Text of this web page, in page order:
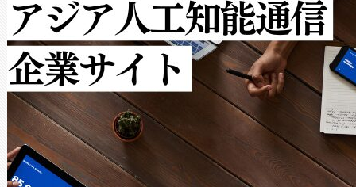
ルの変電所周囲を監視でき、
作業と点群処理を簡素化でき
Avia 2は、2種類のFOVオプシ
× 80°のノーマルモード、長
ードを切り替えて使用するこ